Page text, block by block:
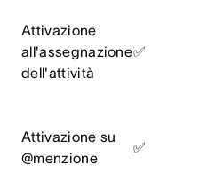
Attivazione
all'assegnazione
dell'attività
✅
Attivazione su
@menzione
✅